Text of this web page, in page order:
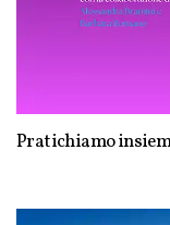
Pratichiamo